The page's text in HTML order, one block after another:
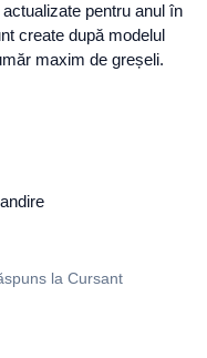
pentru anul în
create după modelul
maxim de greșeli.
la Cursant